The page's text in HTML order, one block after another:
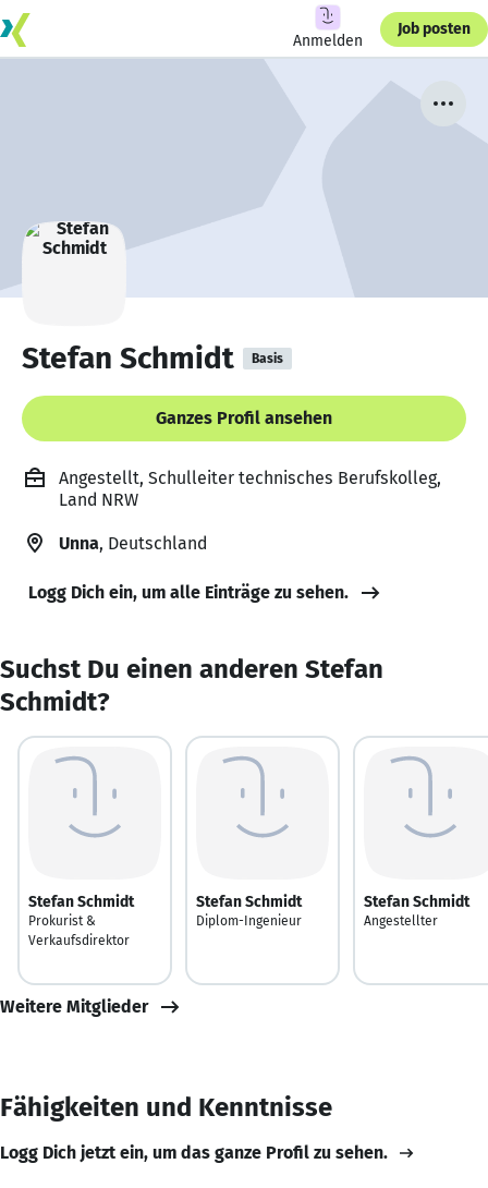
Anmelden
Job posten
Stefan Schmidt Basis
Ganzes Profil ansehen
Angestellt, Schulleiter technisches Berufskolleg,
Land NRW
Unna, Deutschland
Logg Dich ein, um alle Einträge zu sehen.
Suchst Du einen anderen Stefan
Schmidt?
Stefan Schmidt
Prokurist &
Verkaufsdirektor
Stefan Schmidt
Diplom-Ingenieur
Stefan Schmidt
Angestellter
Weitere Mitglieder
Fähigkeiten und Kenntnisse
Logg Dich jetzt ein, um das ganze Profil zu sehen.